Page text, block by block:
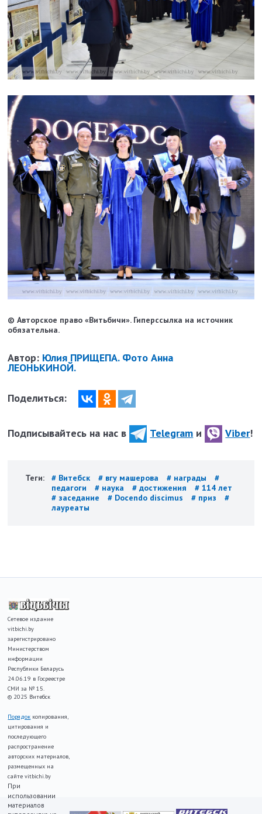
© Авторское право «Витьбичи». Гиперссылка на источник
обязательна.
Автор: Юлия ПРИЩЕПА. Фото Анна
ЛЕОНЬКИНОЙ.
Поделиться:
Подписывайтесь на нас в Telegram и Viber!
Теги: # Витебск # вгу машерова # награды
#
педагоги
# наука # достижения
# 114 лет
# заседание
# Docendo discimus # приз
#
лауреаты
Сетевое издание
vitbichi.by
зарегистрировано
Министерством
информации
Республики Беларусь
24.06.19 в Госреестре
СМИ за № 15.
© 2025 Витебск
Порядок копирования,
цитирования и
последующего
распространение
авторских материалов,
размещенных на
сайте vitbichi.by
При
использовании
материалов